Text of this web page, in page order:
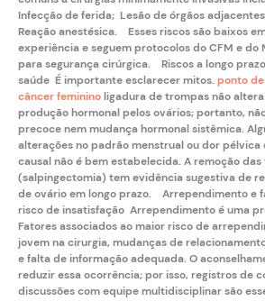
Infecção de ferida; Lesão de órgãos
Reação anestésica. Esses riscos são baixos
experiência e seguem protocolos doCFM e do
para segurança cirúrgica. Riscos a longo
saúde É importante esclarecer mitos.ponto
câncer femininoligadura de trompas não
produção hormonal pelos ovários; portanto,
precoce nem mudança hormonal sistêmica.
alterações no padrão menstrual ou dor pélvica
causal não é bem estabelecida. A remoção
(salpingectomia) tem evidência sugestiva de
de ovário em longo prazo. Arrependimento e
risco de insatisfação Arrependimento é uma
Fatores associados ao maior risco de
jovem na cirurgia, mudanças de
e falta de informação adequada. O
reduzir essa ocorrência; por isso, registros de
discussões com equipe multidisciplinar são